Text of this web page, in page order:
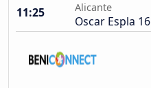
11:25
Alicante
Oscar Espla 16